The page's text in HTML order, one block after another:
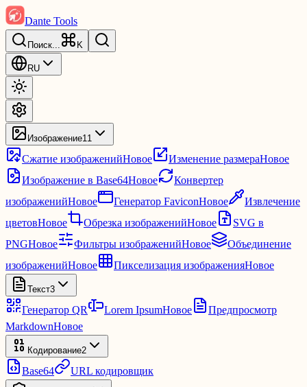
Dante Tools
Поиск... K
RU
Изображение11
Сжатие изображенийНовое Изменение размераНовое
Изображение в Base64Новое
Конвертер
изображенийНовое Генератор FaviconНовое
Извлечение
цветовНовое Обрезка изображенийНовое
SVG в
PNGНовое Фильтры изображенийНовое
Объединение
изображенийНовое Пикселизация изображенияНовое
Текст3
Генератор QR Lorem IpsumНовое
Предпросмотр
MarkdownНовое
Кодирование2
Base64 URL кодировщик